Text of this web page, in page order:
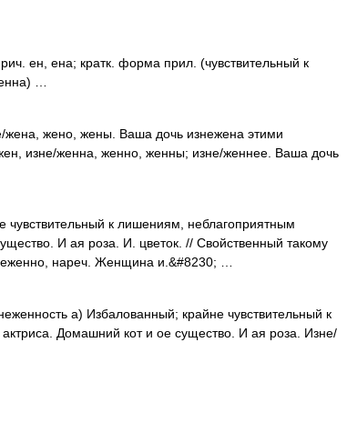
ен, ена; кратк. форма прил. (чувствительный к
…
жено, жены. Ваша дочь изнежена этими
изне/женна, женно, женны; изне/женнее. Ваша дочь
к лишениям, неблагоприятным
И ая роза. И. цветок. // Свойственный такому
нареч. Женщина и.&#8230; …
а) Избалованный; крайне чувствительный к
Домашний кот и ое существо. И ая роза. Изне/